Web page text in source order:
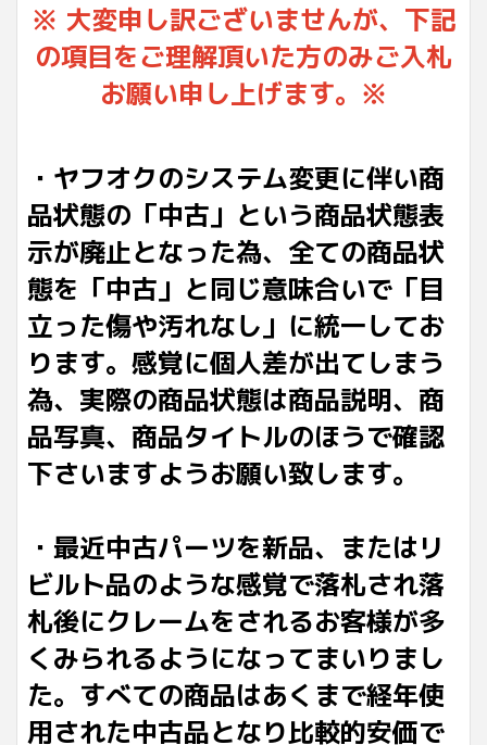
※ 大変申し訳ございませんが、下記
の項目をご理解頂いた方のみご入札
お願い申し上げます。※
・ヤフオクのシステム変更に伴い商
品状態の「中古」という商品状態表
示が廃止となった為、全ての商品状
態を「中古」と同じ意味合いで「目
立った傷や汚れなし」に統一してお
ります。感覚に個人差が出てしまう
為、実際の商品状態は商品説明、商
品写真、商品タイトルのほうで確認
下さいますようお願い致します。
・最近中古パーツを新品、またはリ
ビルト品のような感覚で落札され落
札後にクレームをされるお客様が多
くみられるようになってまいりまし
た。すべての商品はあくまで経年使
用された中古品となり比較的安価で